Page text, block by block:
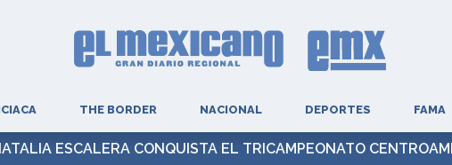
THE BORDER NACIONAL DEPORTES FAMA
ESCALERA CONQUISTA EL TRICAMPEONATO